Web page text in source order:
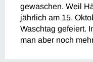
gewaschen. Weil
jährlich am 15.
Waschtag gefeiert.
man aber noch